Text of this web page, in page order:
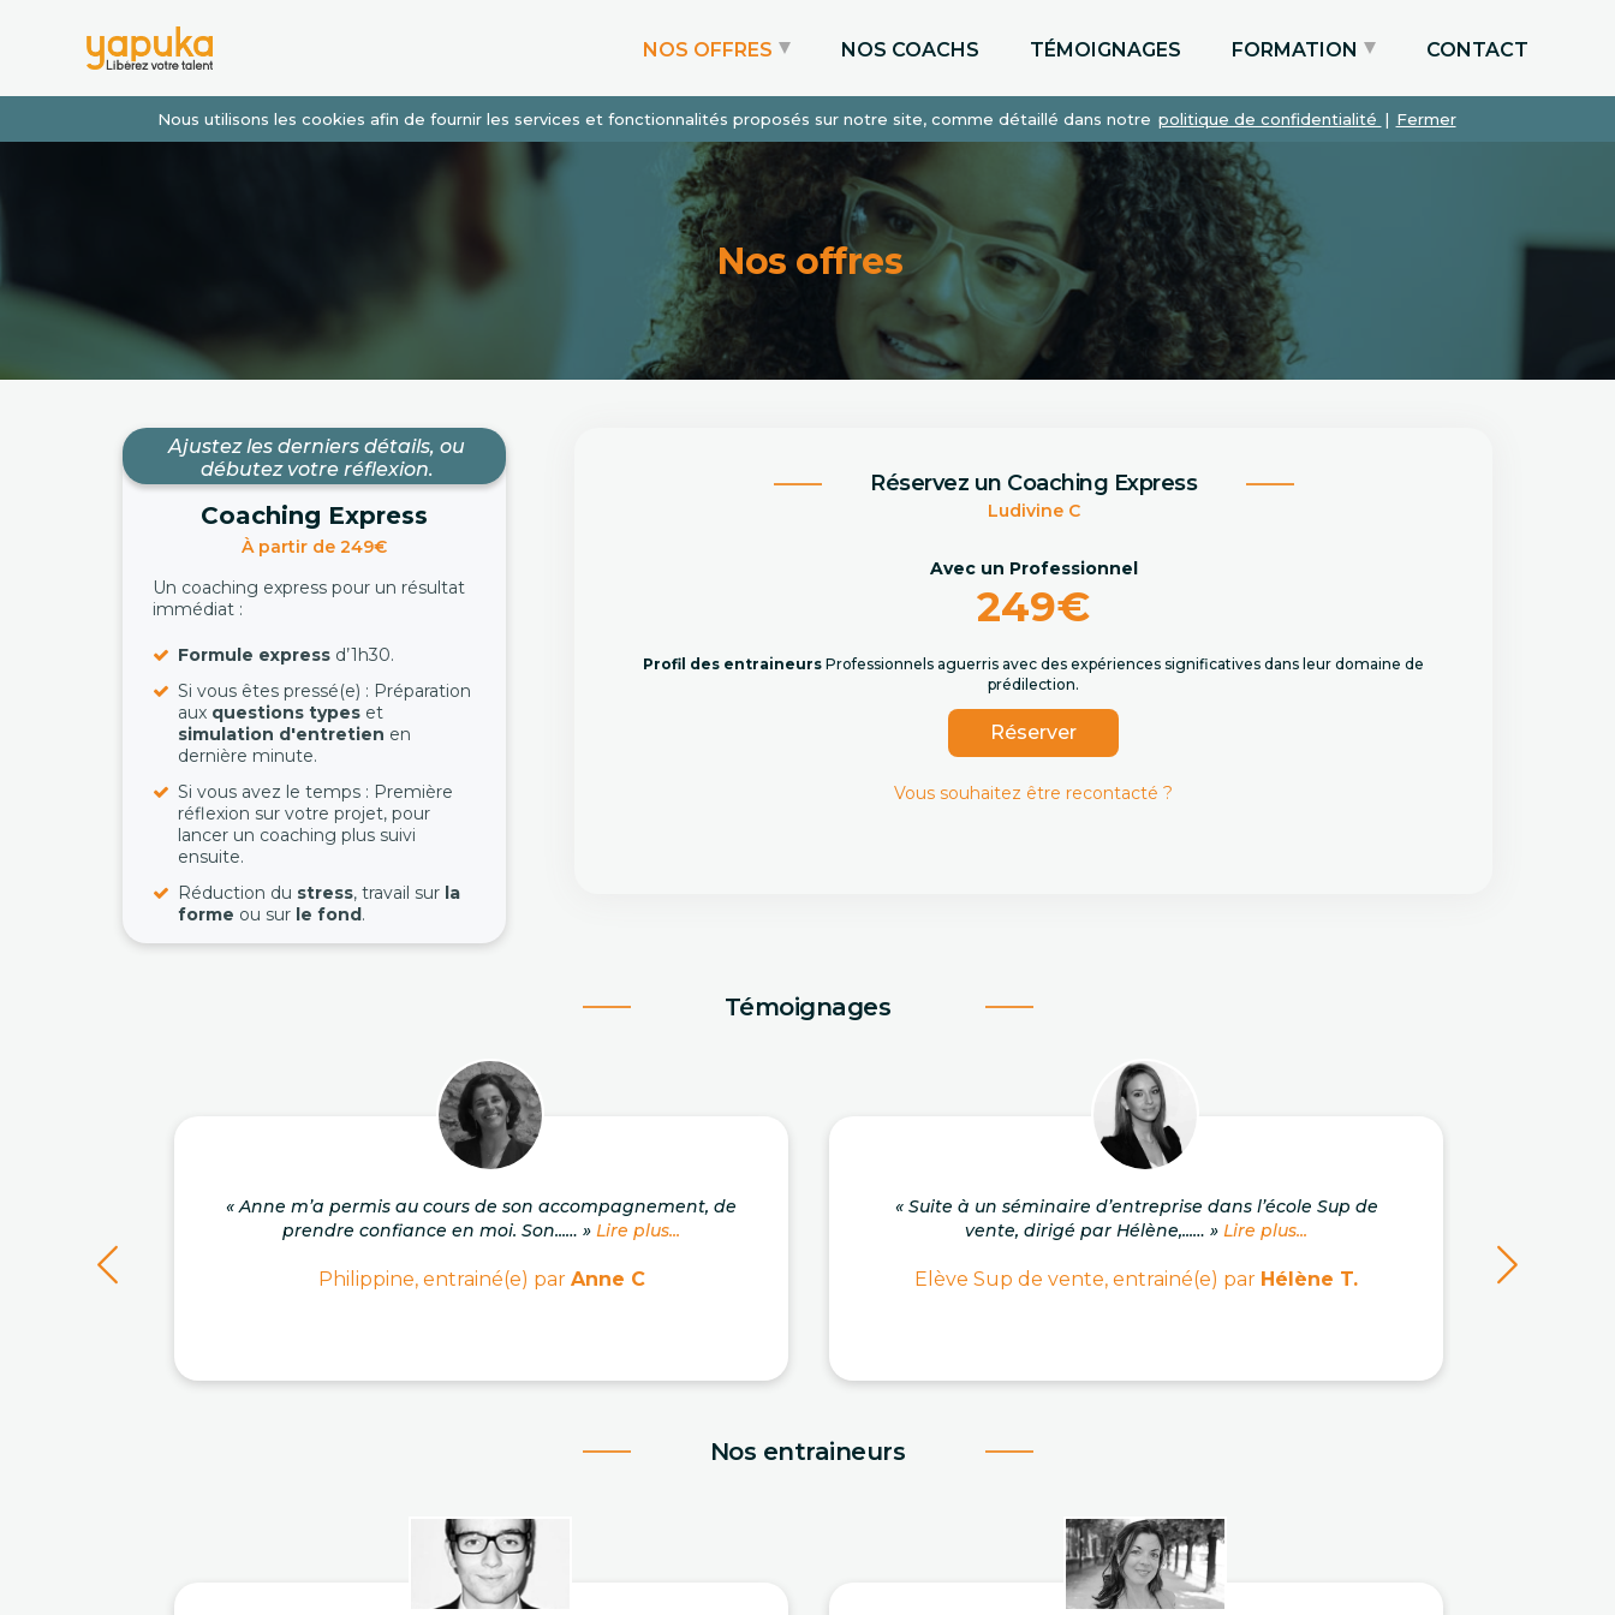
Nous utilisons les cookies afin de fournir les services et fonctionnalités proposés sur notre site, comme détaillé dans notre politique de confidentialité | Fermer
NOS OFFRES
Coaching Express
Coaching Admissions
Coaching Sur-mesure
NOS COACHS TÉMOIGNAGES FORMATION
Particuliers via le CPF
Etudiants
Entreprises
CONTACT
Nos offres
Ajustez les derniers détails, ou
débutez votre réflexion.
Coaching Express
À partir de 249€
Un coaching express pour un résultat
immédiat :
Formule express d’1h30.
Si vous êtes pressé(e) : Préparation
aux questions types et
simulation d'entretien en
dernière minute.
Si vous avez le temps : Première
réflexion sur votre projet, pour
lancer un coaching plus suivi
ensuite.
Réduction du stress, travail sur la
forme ou sur le fond.
Réservez un Coaching Express
Ludivine C
Avec un Professionnel
249€
Profil des entraineurs Professionnels aguerris avec des expériences significatives dans leur domaine de
prédilection.
Réserver
Vous souhaitez être recontacté ?
Témoignages
« Anne m’a permis au cours de son accompagnement, de
prendre confiance en moi. Son...… » Lire plus...
Philippine, entrainé(e) par Anne C
« Suite à un séminaire d’entreprise dans l’école Sup de
vente, dirigé par Hélène,...… » Lire plus...
Elève Sup de vente, entrainé(e) par Hélène T.
Nos entraineurs